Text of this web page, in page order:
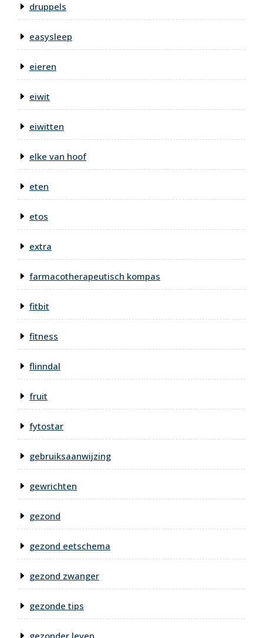
druppels
easysleep
eieren
eiwit
eiwitten
elke van hoof
eten
etos
extra
farmacotherapeutisch kompas
fitbit
fitness
flinndal
fruit
fytostar
gebruiksaanwijzing
gewrichten
gezond
gezond eetschema
gezond zwanger
gezonde tips